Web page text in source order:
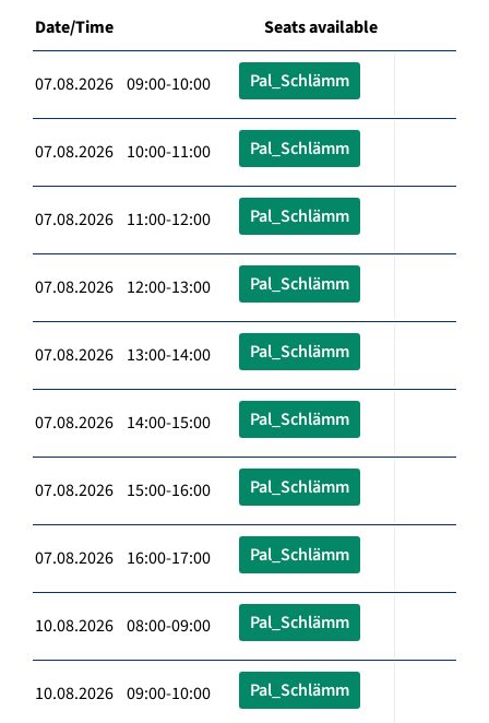
Date/Time Seats available
07.08.2026 09:00-10:00 Pal_Schlämm
07.08.2026 10:00-11:00 Pal_Schlämm
07.08.2026 11:00-12:00 Pal_Schlämm
07.08.2026 12:00-13:00 Pal_Schlämm
07.08.2026 13:00-14:00 Pal_Schlämm
07.08.2026 14:00-15:00 Pal_Schlämm
07.08.2026 15:00-16:00 Pal_Schlämm
07.08.2026 16:00-17:00 Pal_Schlämm
10.08.2026 08:00-09:00 Pal_Schlämm
10.08.2026 09:00-10:00 Pal_Schlämm